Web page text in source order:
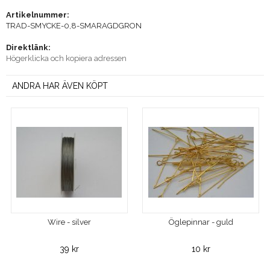
Artikelnummer:
TRAD-SMYCKE-0,8-SMARAGDGRON
Direktlänk:
Högerklicka och kopiera adressen
ANDRA HAR ÄVEN KÖPT
Wire - silver
39 kr
Öglepinnar - guld
10 kr